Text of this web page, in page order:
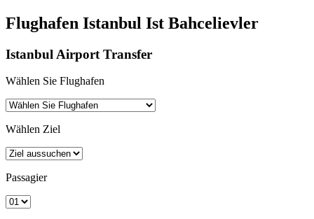
Flughafen Istanbul Ist Bahcelievler
Istanbul Airport Transfer
Wählen Sie Flughafen
Wählen Ziel
Passagier